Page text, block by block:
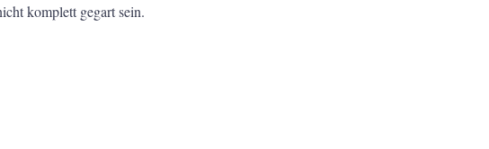
komplett gegart sein.